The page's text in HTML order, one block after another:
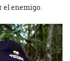
enemigo.